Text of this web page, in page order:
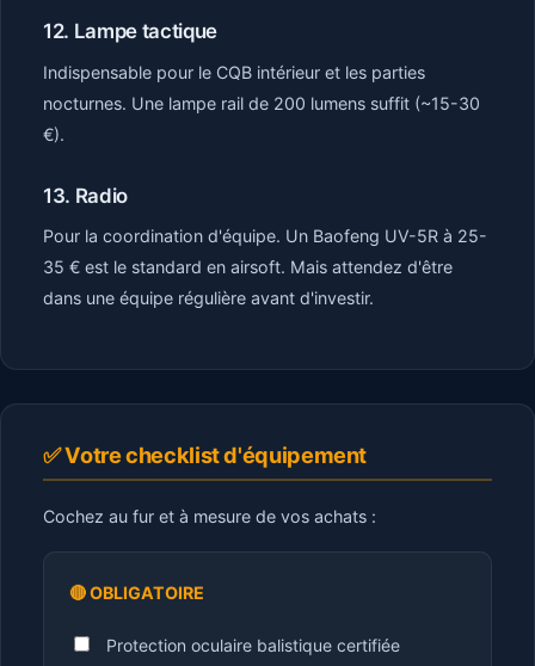
12. Lampe tactique
Indispensable pour le CQB intérieur et les parties
nocturnes. Une lampe rail de 200 lumens suffit (~15-30
€).
13. Radio
Pour la coordination d'équipe. Un Baofeng UV-5R à 25-
35 € est le standard en airsoft. Mais attendez d'être
dans une équipe régulière avant d'investir.
✅ Votre checklist d'équipement
Cochez au fur et à mesure de vos achats :
🔴 OBLIGATOIRE
Protection oculaire balistique certifiée